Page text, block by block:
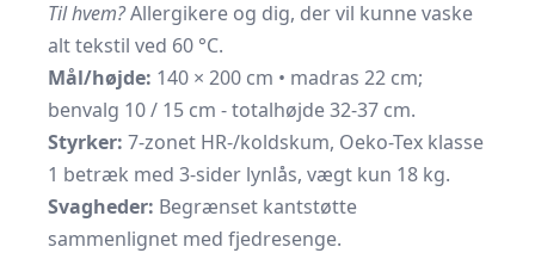
Til hvem?Allergikere og dig, der vil kunne vaske
alt tekstil ved 60 °C.
Mål/højde: 140 × 200 cm • madras 22 cm;
benvalg 10 / 15 cm - totalhøjde 32-37 cm.
Styrker: 7-zonet HR-/koldskum, Oeko-Tex klasse
1 betræk med 3-sider lynlås, vægt kun 18 kg.
Svagheder: Begrænset kantstøtte
sammenlignet med fjedresenge.